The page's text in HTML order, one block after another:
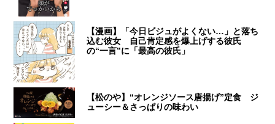
【漫画】「今日ビジュがよくない…」と落ち
込む彼女 自己肯定感を爆上げする彼氏
の“一言”に「最高の彼氏」
【松のや】“オレンジソース唐揚げ”定食 ジ
ューシー＆さっぱりの味わい